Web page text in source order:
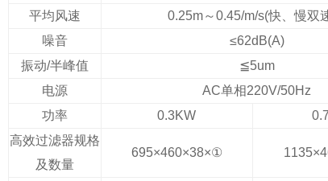
平均风速
0.25m～0.45/m/s(快、慢双
噪音
≤62dB(A)
振动/半峰值
≦5um
电源
AC单相220V/50Hz
功率
0.3KW
高效过滤器规格
及数量
695×460×38×①